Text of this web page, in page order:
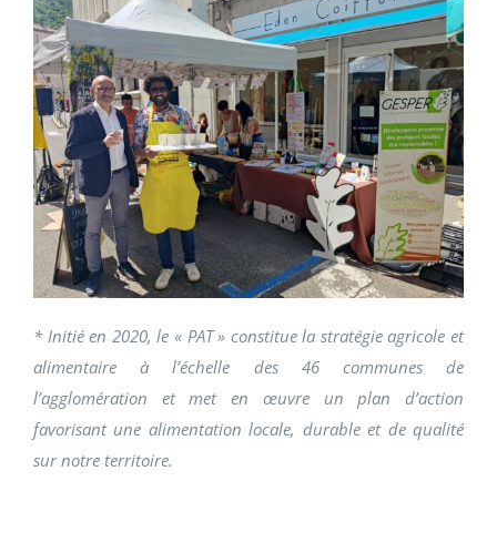
* Initié en 2020, le « PAT » constitue la stratégie agricole et
alimentaire à l’échelle des 46 communes de
l’agglomération et met en œuvre un plan d’action
favorisant une alimentation locale, durable et de qualité
sur notre territoire.